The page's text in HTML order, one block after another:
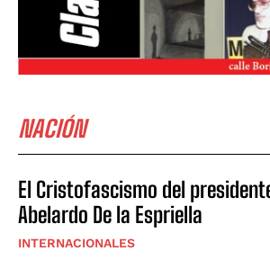
NACIÓN
El Cristofascismo del
Abelardo De la Espriella
INTERNACIONALES